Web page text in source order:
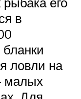
в
ловли на
малых